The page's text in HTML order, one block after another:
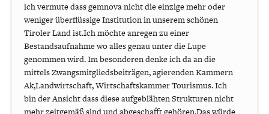
ich vermute dass gemnova nicht die einzige mehr oder
weniger überflüssige Institution in unserem schönen
Tiroler Land ist.Ich möchte anregen zu einer
Bestandsaufnahme wo alles genau unter die Lupe
genommen wird. Im besonderen denke ich da an die
mittels Zwangsmitgliedsbeiträgen, agierenden Kammern
Ak,Landwirtschaft, Wirtschaftskammer Tourismus. Ich
bin der Ansicht dass diese aufgeblähten Strukturen nicht